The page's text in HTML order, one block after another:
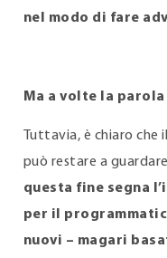
nel modo di fare
Ma a volte la
Tuttavia, è chiaro
può restare a
questa fine segna
per il
nuovi – magari